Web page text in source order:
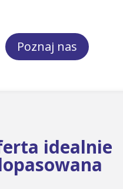
Poznaj nas
idealnie